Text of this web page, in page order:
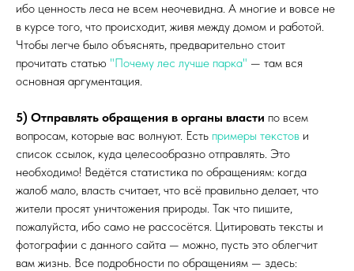
ибо ценность леса не всем неочевидна. А многие и вовсе не
в курсе того, что происходит, живя между домом и работой.
Чтобы легче было объяснять, предварительно стоит
прочитать статью "Почему лес лучше парка" — там вся
основная аргументация.
5) Отправлять обращения в органы власти по всем
вопросам, которые вас волнуют. Есть примеры текстов и
список ссылок, куда целесообразно отправлять. Это
необходимо! Ведётся статистика по обращениям: когда
жалоб мало, власть считает, что всё правильно делает, что
жители просят уничтожения природы. Так что пишите,
пожалуйста, ибо само не рассосётся. Цитировать тексты и
фотографии с данного сайта — можно, пусть это облегчит
вам жизнь. Все подробности по обращениям — здесь: